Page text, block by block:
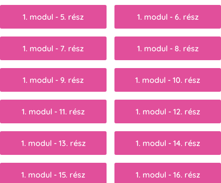
1. modul - 5. rész 1. modul - 6. rész
1. modul - 7. rész 1. modul - 8. rész
1. modul - 9. rész 1. modul - 10. rész
1. modul - 11. rész 1. modul - 12. rész
1. modul - 13. rész 1. modul - 14. rész
1. modul - 15. rész 1. modul - 16. rész